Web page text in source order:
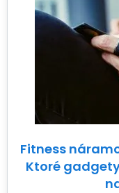
Fitness
Ktoré